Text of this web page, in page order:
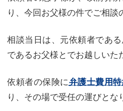
り、今回お父様の件でご相談
相談当日は、元依頼者であ
であるお父様とでお越しいた
依頼者の保険に弁護士費用
り、その場で受任の運びとな